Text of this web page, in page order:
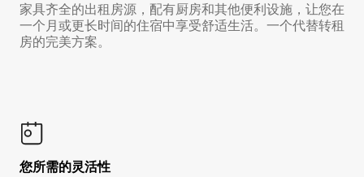
家具齐全的出租房源，配有厨房和其他便利设施，让您在
一个月或更长时间的住宿中享受舒适生活。一个代替转租
房的完美方案。
您所需的灵活性